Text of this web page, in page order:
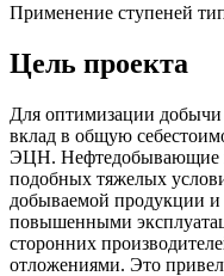
Применение ступеней
Цель проекта
Для оптимизации
вклад в общую
ЭЦН. Нефтедобывающие
подобных тяжелых
добываемой продукции и
повышенными
сторонних
отложениями. Это